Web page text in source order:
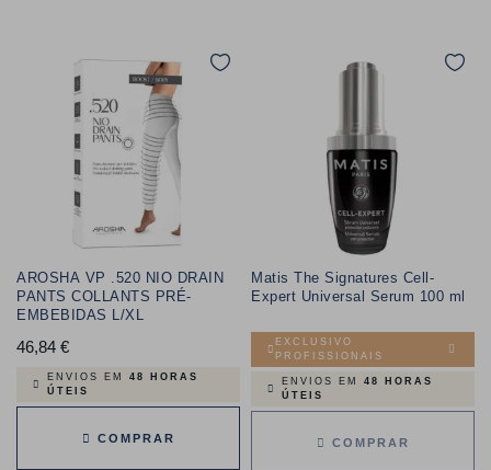
AROSHA VP .520 NIO DRAIN
PANTS COLLANTS PRÉ-
EMBEBIDAS L/XL
46,84 €Preço
ENVIOS EM 48 HORAS
ÚTEIS
COMPRAR
Matis The Signatures Cell-
Expert Universal Serum 100 ml
EXCLUSIVO
PROFISSIONAIS
ENVIOS EM 48 HORAS
ÚTEIS
COMPRAR